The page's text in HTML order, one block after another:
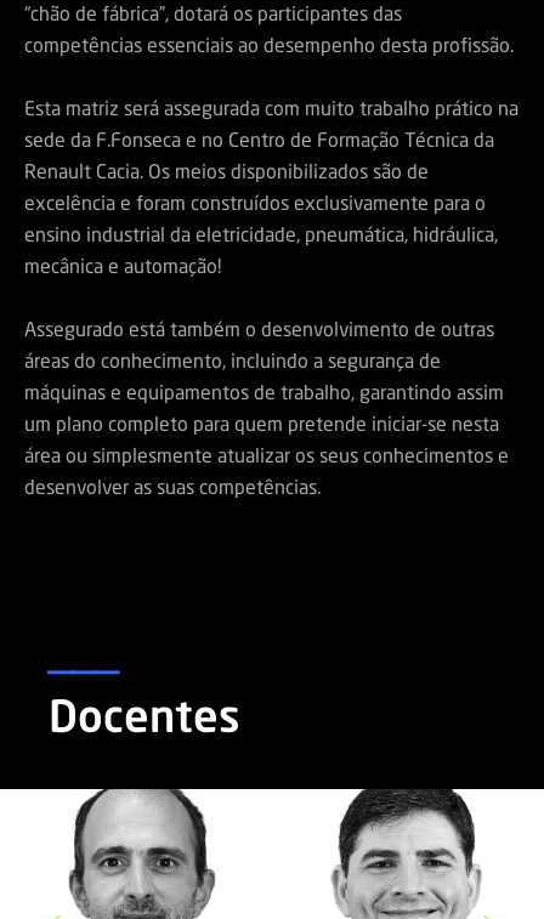
“chão de fábrica”, dotará os participantes das
competências essenciais ao desempenho desta profissão.
Esta matriz será assegurada com muito trabalho prático na
sede da F.Fonseca e no Centro de Formação Técnica da
Renault Cacia. Os meios disponibilizados são de
excelência e foram construídos exclusivamente para o
ensino industrial da eletricidade, pneumática, hidráulica,
mecânica e automação!
Assegurado está também o desenvolvimento de outras
áreas do conhecimento, incluindo a segurança de
máquinas e equipamentos de trabalho, garantindo assim
um plano completo para quem pretende iniciar-se nesta
área ou simplesmente atualizar os seus conhecimentos e
desenvolver as suas competências.
Docentes